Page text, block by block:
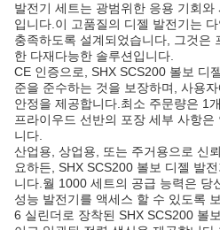
발전기 세트는 광범위한 응용 기회
입니다.이 고품질의 디젤 발전기는
충족하도록 설계되었습니다, 그것은
한 다재다능한 솔루션입니다.
CE 인증으로, SHX SCS200 볼보 디
준을 준수하는 것을 보장하며, 사용
안정을 제공합니다.최소 주문량은 1
프라이우드 선반의 포장 세부 사항
니다.
산업용, 상업용, 또는 주거용으로 신
요하든, SHX SCS200 볼보 디젤 발
니다.월 1000 세트의 공급 능력은 당
성능 발전기를 액세스 할 수 있도록 보
6 실린더로 장착된 SHX SCS200 볼